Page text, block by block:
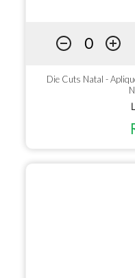
Die Cuts Natal -